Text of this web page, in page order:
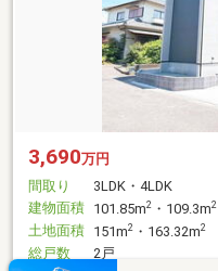
3,690万円
間取り
3LDK・4LDK
建物面積 101.85m2 ・109.3m2
土地面積 151m2 ・163.32m2
総戸数
2戸